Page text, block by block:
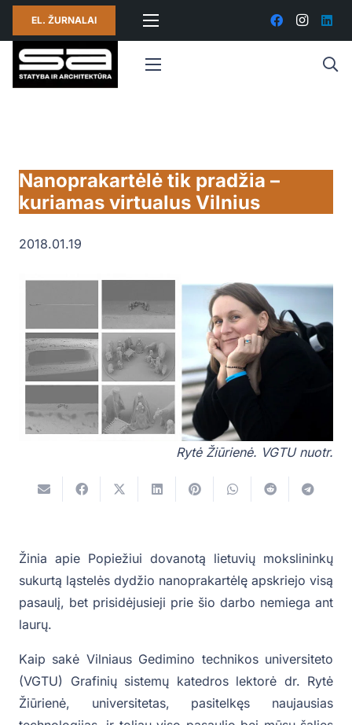
EL. ŽURNALAI
Nanoprakartėlė tik pradžia –
kuriamas virtualus Vilnius
2018.01.19
Rytė Žiūrienė. VGTU nuotr.
Žinia apie Popiežiui dovanotą lietuvių mokslininkų
sukurtą ląstelės dydžio nanoprakartėlę apskriejo visą
pasaulį, bet prisidėjusieji prie šio darbo nemiega ant
laurų.
Kaip sakė Vilniaus Gedimino technikos universiteto
(VGTU) Grafinių sistemų katedros lektorė dr. Rytė
Žiūrienė, universitetas, pasitelkęs naujausias